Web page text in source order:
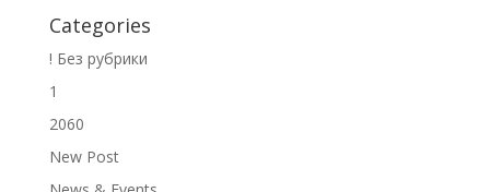
Categories
! Без рубрики
1
2060
New Post